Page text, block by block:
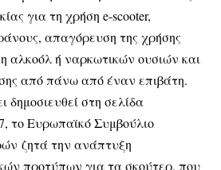
για τη χρήση e-scooter,
απαγόρευση της χρήσης
αλκοόλ ή ναρκωτικών ουσιών και
από πάνω από έναν επιβάτη.
δημοσιευθεί στη σελίδα
το Ευρωπαϊκό Συμβούλιο
ζητά την ανάπτυξη
προτύπων για τα σκούτερ, που